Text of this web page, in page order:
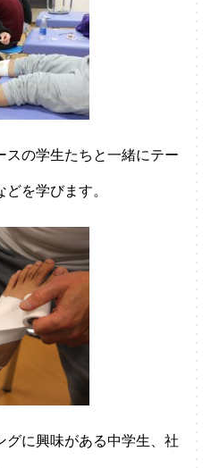
スの学生たちと一緒にテー
を学びます。
グに興味がある中学生、社